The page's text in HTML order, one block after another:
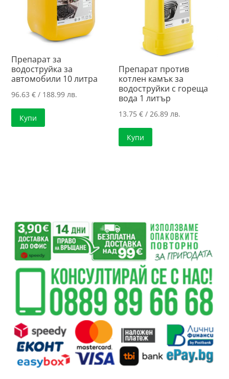
Препарат за
водоструйка за
автомобили 10 литра
96.63€ / 188.99 лв.
Купи
Препарат против
котлен камък за
водоструйки с гореща
вода 1 литър
13.75€ / 26.89 лв.
Купи